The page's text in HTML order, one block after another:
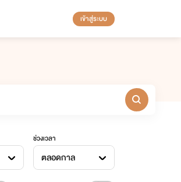
เข้าสู่ระบบ
ช่วงเวลา
ตลอดกาล